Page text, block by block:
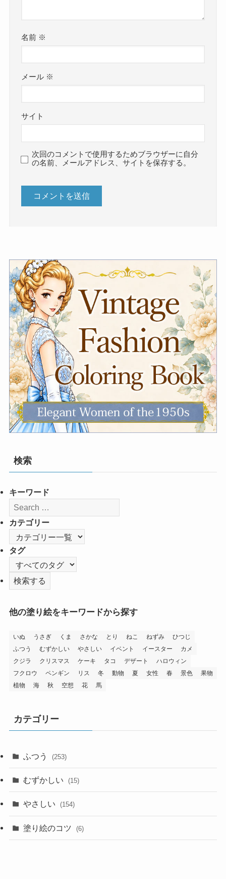
名前 ※
メール ※
サイト
次回のコメントで使用するためブラウザーに自分
の名前、メールアドレス、サイトを保存する。
検索
キーワード
カテゴリー
タグ
他の塗り絵をキーワードから探す
いぬ うさぎ くま さかな とり ねこ ねずみ
ひつじ
ふつう
むずかしい やさしい イベント イースター
カメ
クジラ
クリスマス ケーキ タコ デザート
ハロウィン
フクロウ
ペンギン リス 冬 動物 夏 女性 春 景色
果物
植物
海 秋 空想 花 馬
カテゴリー
ふつう (253)
むずかしい (15)
やさしい (154)
塗り絵のコツ (6)